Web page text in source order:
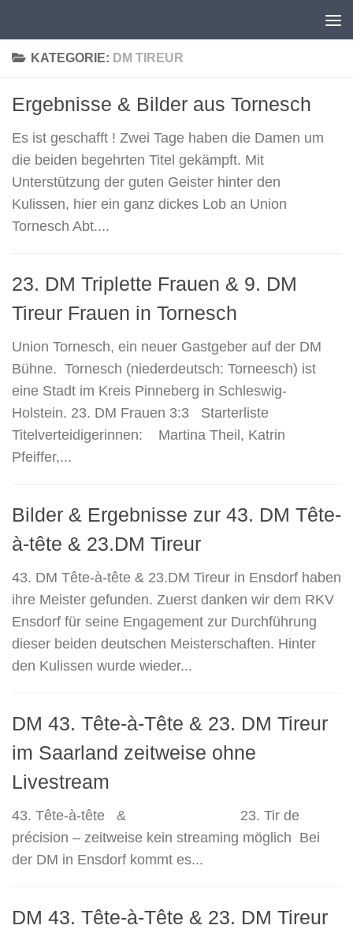
KATEGORIE: DM TIREUR
Ergebnisse & Bilder aus Tornesch
Es ist geschafft ! Zwei Tage haben die Damen um
die beiden begehrten Titel gekämpft. Mit
Unterstützung der guten Geister hinter den
Kulissen, hier ein ganz dickes Lob an Union
Tornesch Abt....
23. DM Triplette Frauen & 9. DM
Tireur Frauen in Tornesch
Union Tornesch, ein neuer Gastgeber auf der DM
Bühne. Tornesch (niederdeutsch: Torneesch) ist
eine Stadt im Kreis Pinneberg in Schleswig-
Holstein. 23. DM Frauen 3:3 Starterliste
Titelverteidigerinnen: Martina Theil, Katrin
Pfeiffer,...
Bilder & Ergebnisse zur 43. DM Tête-
à-tête & 23.DM Tireur
43. DM Tête-à-tête & 23.DM Tireur in Ensdorf haben
ihre Meister gefunden. Zuerst danken wir dem RKV
Ensdorf für seine Engagement zur Durchführung
dieser beiden deutschen Meisterschaften. Hinter
den Kulissen wurde wieder...
DM 43. Tête-à-Tête & 23. DM Tireur
im Saarland zeitweise ohne
Livestream
43. Tête-à-tête & 23. Tir de
précision – zeitweise kein streaming möglich Bei
der DM in Ensdorf kommt es...
DM 43. Tête-à-Tête & 23. DM Tireur